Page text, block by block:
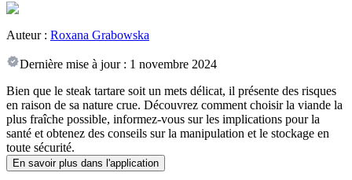
Auteur : Roxana Grabowska
Dernière mise à jour : 1 novembre 2024
Bien que le steak tartare soit un mets délicat, il présente des risques
en raison de sa nature crue. Découvrez comment choisir la viande la
plus fraîche possible, informez-vous sur les implications pour la
santé et obtenez des conseils sur la manipulation et le stockage en
toute sécurité.
En savoir plus dans l'application